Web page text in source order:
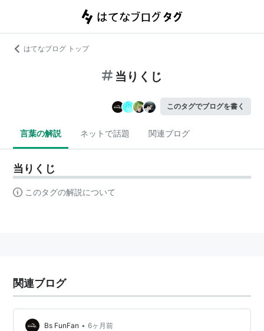
はてなブログ トップ
当りくじ
このタグでブログを書く
言葉の解説 ネットで話題 関連ブログ
当りくじ
このタグの解説について
関連ブログ
Bs FunFan • 6ヶ月前